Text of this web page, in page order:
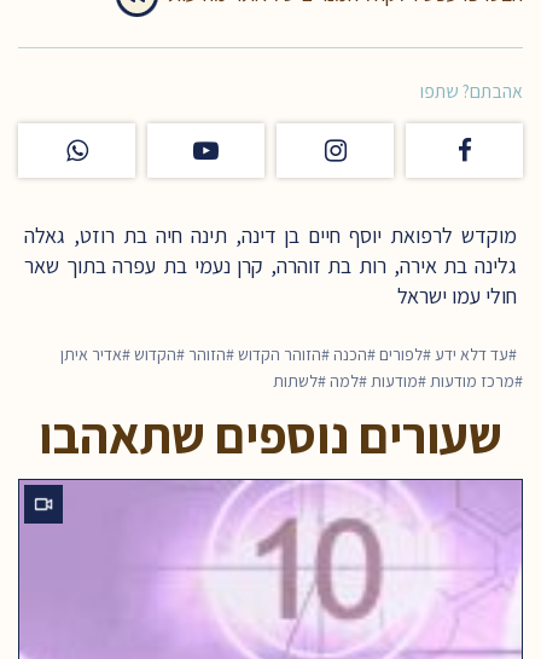
אהבתם? שתפו
מוקדש לרפואת יוסף חיים בן דינה, תינה חיה בת רוזט, גאלה
גלינה בת אירה, רות בת זוהרה, קרן נעמי בת עפרה בתוך שאר
חולי עמו ישראל
עד דלא ידע לפורים הכנה הזוהר הקדוש הזוהר הקדוש
אדיר איתן
מרכז מודעות
מודעות למה לשתות
שעורים נוספים שתאהבו